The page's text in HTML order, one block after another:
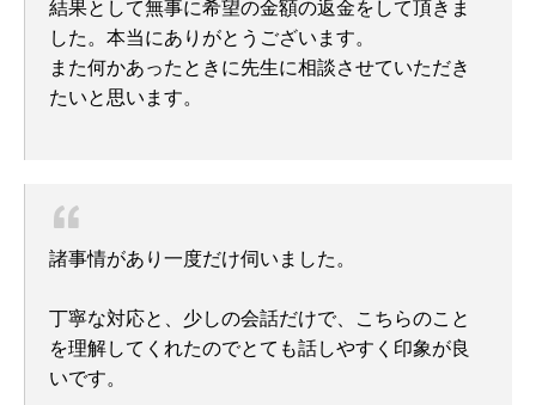
結果として無事に希望の金額の返金をして頂きま
した。本当にありがとうございます。
また何かあったときに先生に相談させていただき
たいと思います。
諸事情があり一度だけ伺いました。
丁寧な対応と、少しの会話だけで、こちらのこと
を理解してくれたのでとても話しやすく印象が良
いです。